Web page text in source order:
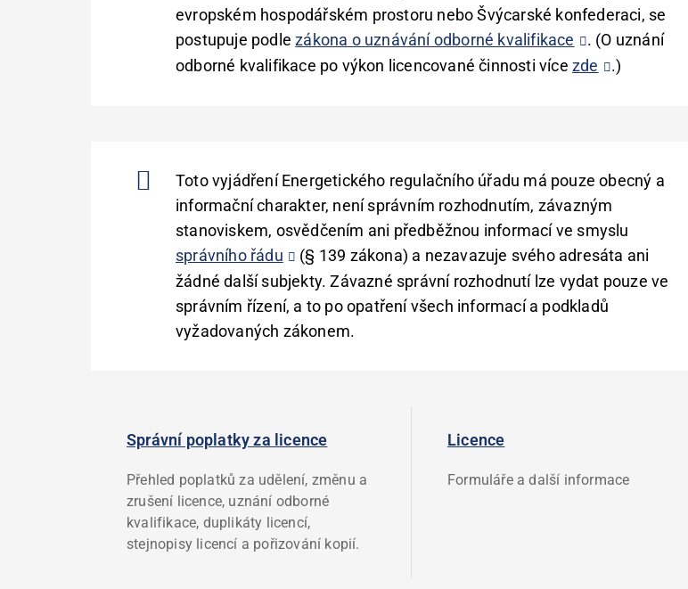
evropském hospodářském prostoru nebo Švýcarské konfederaci, se
postupuje podlezákona o uznávání odborné kvalifikace
. (O uznání
odborné kvalifikace po výkon licencované činnosti vícezde .)
Toto vyjádření Energetického regulačního úřadu má pouze obecný a
informační charakter, není správním rozhodnutím, závazným
stanoviskem, osvědčením ani předběžnou informací ve smyslu
správního řádu
(§ 139 zákona) a nezavazuje svého adresáta ani
žádné další subjekty. Závazné správní rozhodnutí lze vydat pouze ve
správním řízení, a to po opatření všech informací a podkladů
vyžadovaných zákonem.
Správní poplatky za licence
Přehled poplatků za udělení, změnu a
zrušení licence, uznání odborné
kvalifikace, duplikáty licencí,
stejnopisy licencí a pořizování kopií.
Licence
Formuláře a další informace